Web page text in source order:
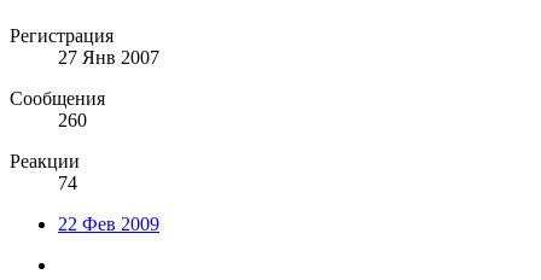
Регистрация
27 Янв 2007
Сообщения
260
Реакции
74
22 Фев 2009